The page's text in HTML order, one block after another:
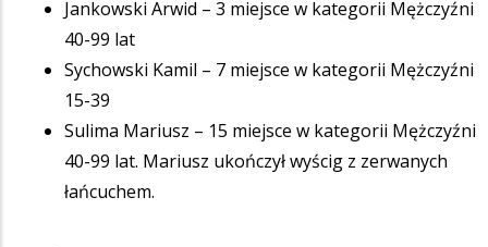
Jankowski Arwid – 3 miejsce w kategorii Mężczyźni
40-99 lat
Sychowski Kamil – 7 miejsce w kategorii Mężczyźni
15-39
Sulima Mariusz – 15 miejsce w kategorii Mężczyźni
40-99 lat. Mariusz ukończył wyścig z zerwanych
łańcuchem.